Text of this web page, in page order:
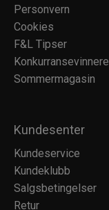
Personvern
Cookies
F&L Tipser
Konkurransevinnere
Sommermagasin
Kundesenter
Kundeservice
Kundeklubb
Salgsbetingelser
Retur